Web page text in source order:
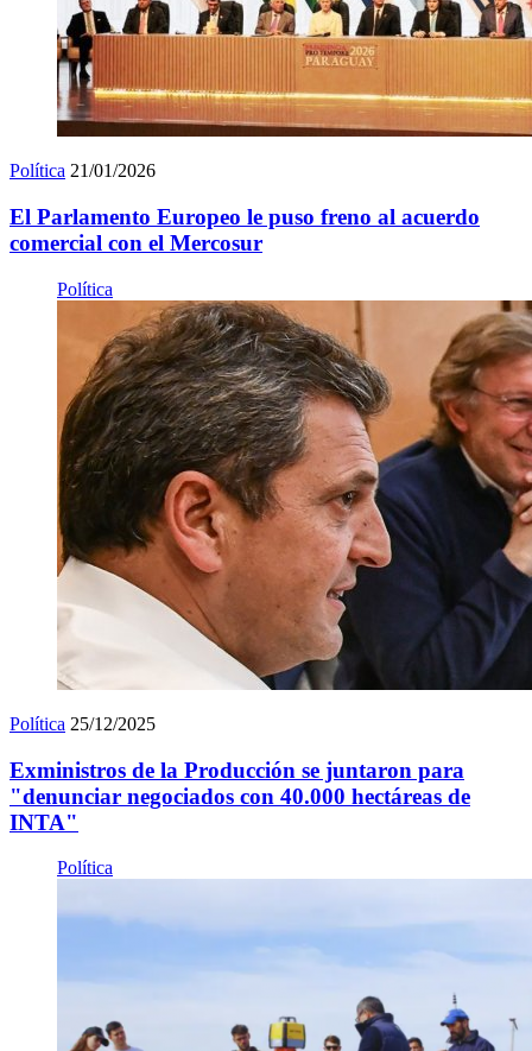
Política 21/01/2026
El Parlamento Europeo le puso freno al acuerdo
comercial con el Mercosur
Política
Política 25/12/2025
Exministros de la Producción se juntaron para
"denunciar negociados con 40.000 hectáreas de
INTA"
Política